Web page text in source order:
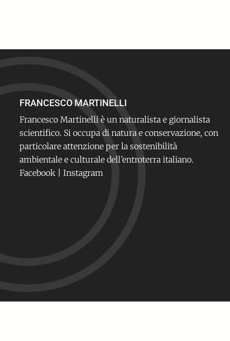
FRANCESCO MARTINELLI
Francesco Martinelli è un naturalista e giornalista
scientifico. Si occupa di natura e conservazione, con
particolare attenzione per la sostenibilità
ambientale e culturale dell’entroterra italiano.
Facebook |Instagram